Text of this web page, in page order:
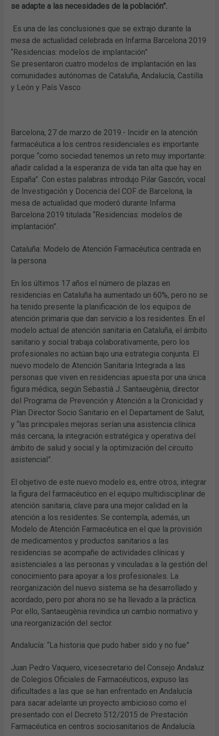
se adapte a las necesidades de la población”.
Es una de las conclusiones que se extrajo durante la
mesa de actualidad celebrada en Infarma Barcelona 2019
“Residencias: modelos de implantación”
Se presentaron cuatro modelos de implantación en las
comunidades autónomas de Cataluña, Andalucía, Castilla
y León y País Vasco
Barcelona, 27 de marzo de 2019.- Incidir en la atención
farmacéutica a los centros residenciales es importante
porque “como sociedad tenemos un reto muy importante:
añadir calidad a la esperanza de vida tan alta que hay en
España”. Con estas palabras introdujo Pilar Gascón, vocal
de Investigación y Docencia del COF de Barcelona, la
mesa de actualidad que moderó durante Infarma
Barcelona 2019 titulada “Residencias: modelos de
implantación”.
Cataluña: Modelo de Atención Farmacéutica centrada en
la persona
En los últimos 17 años el número de plazas en
residencias en Cataluña ha aumentado un 60%, pero no se
ha tenido presente la planificación de los equipos de
atención primaria que dan servicio a los residentes. En el
modelo actual de atención sanitaria en Cataluña, el ámbito
sanitario y social trabaja colaborativamente, pero los
profesionales no actúan bajo una estrategia conjunta. El
nuevo modelo de Atención Sanitaria Integrada a las
personas que viven en residencias apuesta por una única
figura médica, según Sebastià J. Santaeugènia, director
del Programa de Prevención y Atención a la Cronicidad y
Plan Director Socio Sanitario en el Departament de Salut,
y “las principales mejoras serían una asistencia clínica
más cercana, la integración estratégica y operativa del
ámbito de salud y social y la optimización del circuito
asistencial”.
El objetivo de este nuevo modelo es, entre otros, integrar
la figura del farmacéutico en el equipo multidisciplinar de
atención sanitaria, clave para una mejor calidad en la
atención a los residentes. Se contempla, además, un
Modelo de Atención Farmacéutica en el que la provisión
de medicamentos y productos sanitarios a las
residencias se acompañe de actividades clínicas y
asistenciales a las personas y vinculadas a la gestión del
conocimiento para apoyar a los profesionales. La
reorganización del nuevo sistema se ha desarrollado y
acordado, pero por ahora no se ha llevado a la práctica.
Por ello, Santaeugènia revindica un cambio normativo y
una reorganización del sector.
Andalucía: “La historia que pudo haber sido y no fue”
Juan Pedro Vaquero, vicesecretario del Consejo Andaluz
de Colegios Oficiales de Farmacéuticos, expuso las
dificultades a las que se han enfrentado en Andalucía
para sacar adelante un proyecto ambicioso como el
presentado con el Decreto 512/2015 de Prestación
Farmacéutica en centros sociosanitarios de Andalucía.